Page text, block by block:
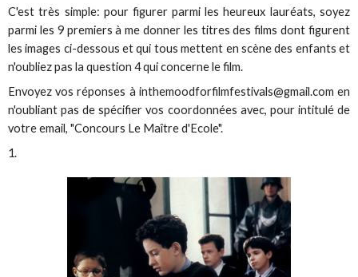
C'est très simple: pour figurer parmi les heureux lauréats, soyez
parmi les 9 premiers à me donner les titres des films dont figurent
les images ci-dessous et qui tous mettent en scène des enfants et
n'oubliez pas la question 4 qui concerne le film.
Envoyez vos réponses à inthemoodforfilmfestivals@gmail.com en
n'oubliant pas de spécifier vos coordonnées avec, pour intitulé de
votre email, "Concours Le Maître d'Ecole".
1.